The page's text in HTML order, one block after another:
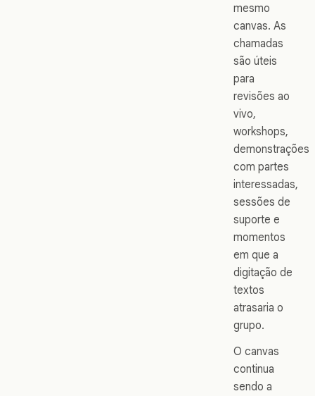
mesmo
canvas. As
chamadas
são úteis
para
revisões ao
vivo,
workshops,
demonstrações
com partes
interessadas,
sessões de
suporte e
momentos
em que a
digitação de
textos
atrasaria o
grupo.
O canvas
continua
sendo a